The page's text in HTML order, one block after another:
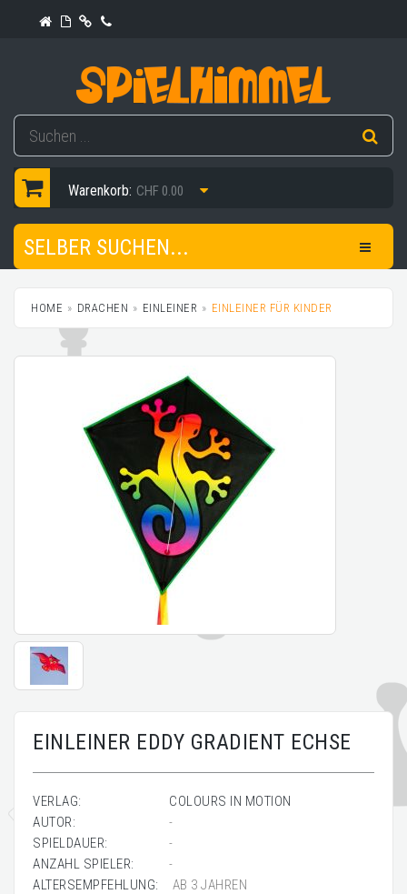
Warenkorb: CHF 0.00
SELBER SUCHEN...
HOME DRACHEN EINLEINER EINLEINER FÜR KINDER
EINLEINER EDDY GRADIENT ECHSE
VERLAG:
COLOURS IN MOTION
AUTOR:
-
SPIELDAUER:
-
ANZAHL SPIELER:
-
ALTERSEMPFEHLUNG:
AB 3 JAHREN